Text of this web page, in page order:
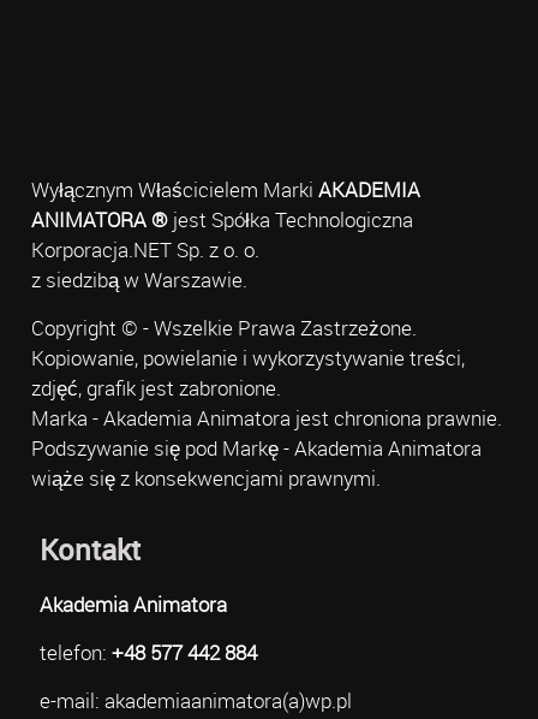
Wyłącznym Właścicielem Marki AKADEMIA
ANIMATORA ®jest Spółka Technologiczna
Korporacja.NET Sp. z o. o.
z siedzibą w Warszawie.
Copyright © - Wszelkie Prawa Zastrzeżone.
Kopiowanie, powielanie i wykorzystywanie treści,
zdjęć, grafik jest zabronione.
Marka - Akademia Animatora jest chroniona prawnie.
Podszywanie się pod Markę - Akademia Animatora
wiąże się z konsekwencjami prawnymi.
Kontakt
Akademia Animatora
telefon: +48 577 442 884
e-mail: akademiaanimatora(a)wp.pl